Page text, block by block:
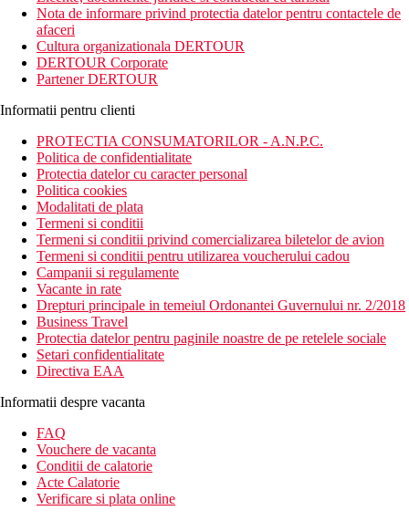
va face vacanta mai placuta. In centrul orasului Side se poate
ajunge cu autobuzele locale, asa-numitele dolmus sau taxiuri.
Distanta
plaja: 130 m
aeroport: 72 km Antalya
centru: 7 km Side
Descrierea camerei
Camera dubla
aer conditionat
Wifi
baie/toaleta (uscator de par)
televizor
telefon
seif (gratuit)
minibar (reumplut zilnic cu bauturi racoritoare)
set pentru prepararea ceaiului si cafelei
balcon
Descrierea hotelului
hol de intrare cu receptie
restaurantul principal
batoane de gustare
wifi (gratuit)
sali de conferinte
magazine
Nota de informare privind protectia datelor pentru contactele de
afaceri
Cultura organizationala DERTOUR
DERTOUR Corporate
Partener DERTOUR
Informatii pentru clienti
PROTECTIA CONSUMATORILOR - A.N.P.C.
Politica de confidentialitate
Protectia datelor cu caracter personal
Politica cookies
Modalitati de plata
Termeni si conditii
Termeni si conditii privind comercializarea biletelor de avion
Termeni si conditii pentru utilizarea voucherului cadou
Campanii si regulamente
Vacante in rate
Drepturi principale in temeiul Ordonantei Guvernului nr. 2/2018
Business Travel
Protectia datelor pentru paginile noastre de pe retelele sociale
Setari confidentialitate
Directiva EAA
Informatii despre vacanta
FAQ
Vouchere de vacanta
Conditii de calatorie
Acte Calatorie
Verificare si plata online